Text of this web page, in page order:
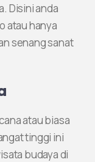
Disini anda
atau hanya
senang sanat
atau biasa
tinggi ini
budaya di